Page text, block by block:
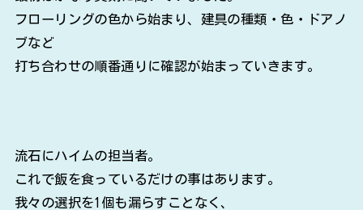
フローリングの色から始まり、建具の種類・色・ドアノ
ブなど
打ち合わせの順番通りに確認が始まっていきます。
流石にハイムの担当者。
これで飯を食っているだけの事はあります。
我々の選択を1個も漏らすことなく、